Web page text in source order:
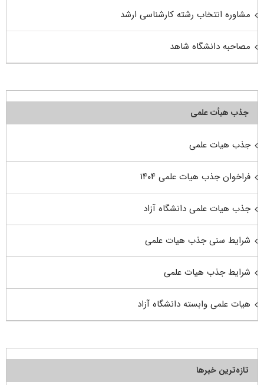
مشاوره انتخاب رشته کارشناسی ارشد
مصاحبه دانشگاه شاهد
جذب هیأت علمی
جذب هیات علمی
فراخوان جذب هیات علمی ۱۴۰۴
جذب هیات علمی دانشگاه آزاد
شرایط سنی جذب هیات علمی
شرایط جذب هیات علمی
هیات علمی وابسته دانشگاه آزاد
تازه‌ترین خبرها